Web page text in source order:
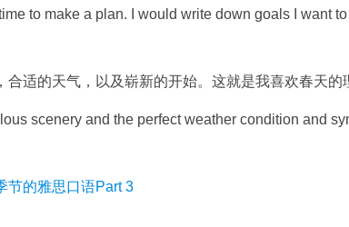
to make a plan. I would write down goals I want
合适的天气，以及崭新的开始。这就是我喜欢春天的
scenery and the perfect weather condition and
节的雅思口语Part 3